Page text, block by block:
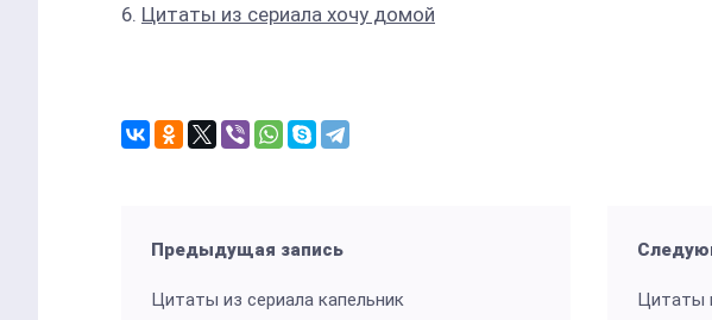
Цитаты из сериала хочу домой
Предыдущая запись
Цитаты из сериала капельник
Цитаты